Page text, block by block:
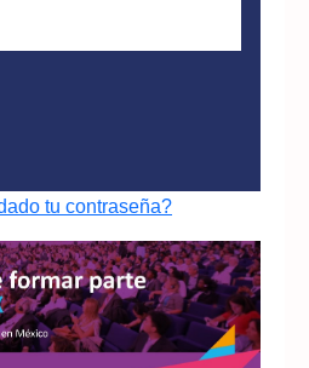
tu contraseña?